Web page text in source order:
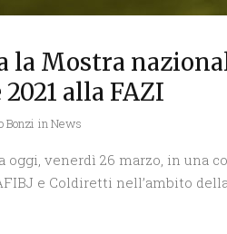
la Mostra
alla FAZI
Bonzi inNews
oggi, venerdì 26 marzo, in una
e Coldiretti nell’ambito